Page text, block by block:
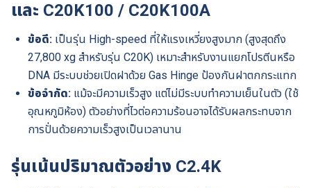
และ C20K100 / C20K100A
ข้อดี: เป็นรุ่น High-speed ที่ให้แรงเหวี่ยงสูงมาก (สูงสุดถึง
27,800 xg สำหรับรุ่น C20K) เหมาะสำหรับงานแยกโปรตีนหรือ
DNA มีระบบช่วยเปิดฝาด้วย Gas Hinge ป้องกันฝาตกกระแทก
ข้อจำกัด: แม้จะมีความเร็วสูง แต่ไม่มีระบบทำความเย็นในตัว (ใช้
อุณหภูมิห้อง) ตัวอย่างที่ไวต่อความร้อนอาจได้รับผลกระทบจาก
การปั่นด้วยความเร็วสูงเป็นเวลานาน
รุ่นเน้นปริมาณตัวอย่าง C2.4K